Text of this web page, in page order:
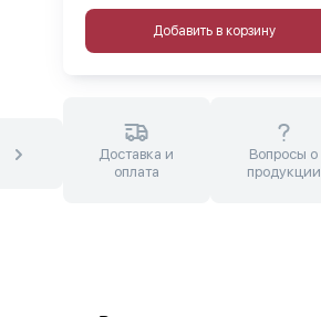
Добавить в корзину
Доставка и
оплата
Вопросы о
продукции